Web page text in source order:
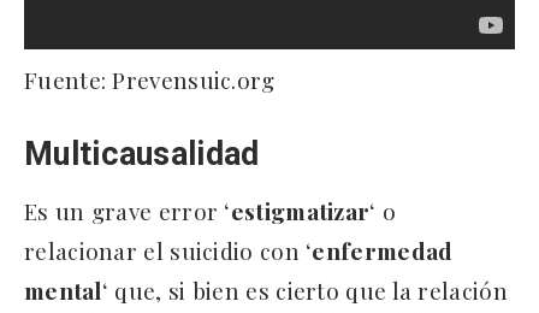
Fuente: Prevensuic.org
Multicausalidad
Es un grave error ‘estigmatizar‘ o
relacionar el suicidio con ‘enfermedad
mental‘ que, si bien es cierto que la relación